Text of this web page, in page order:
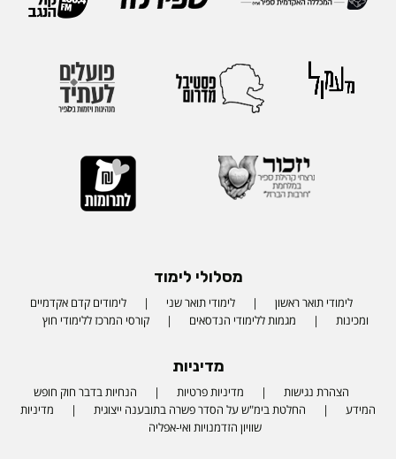
מסלולי לימוד
לימודי תואר ראשון לימודי תואר שני
לימודים קדם אקדמיים
ומכינות
מגמות ללימודי הנדסאים קורסי המרכז ללימודי חוץ
מדיניות
הצהרת נגישות מדיניות פרטיות
הנחיות בדבר חוק חופש
המידע
החלטת בימ"ש על הסדר פשרה בתובענה ייצוגית
מדיניות
שוויון הזדמנויות ואי-אפליה